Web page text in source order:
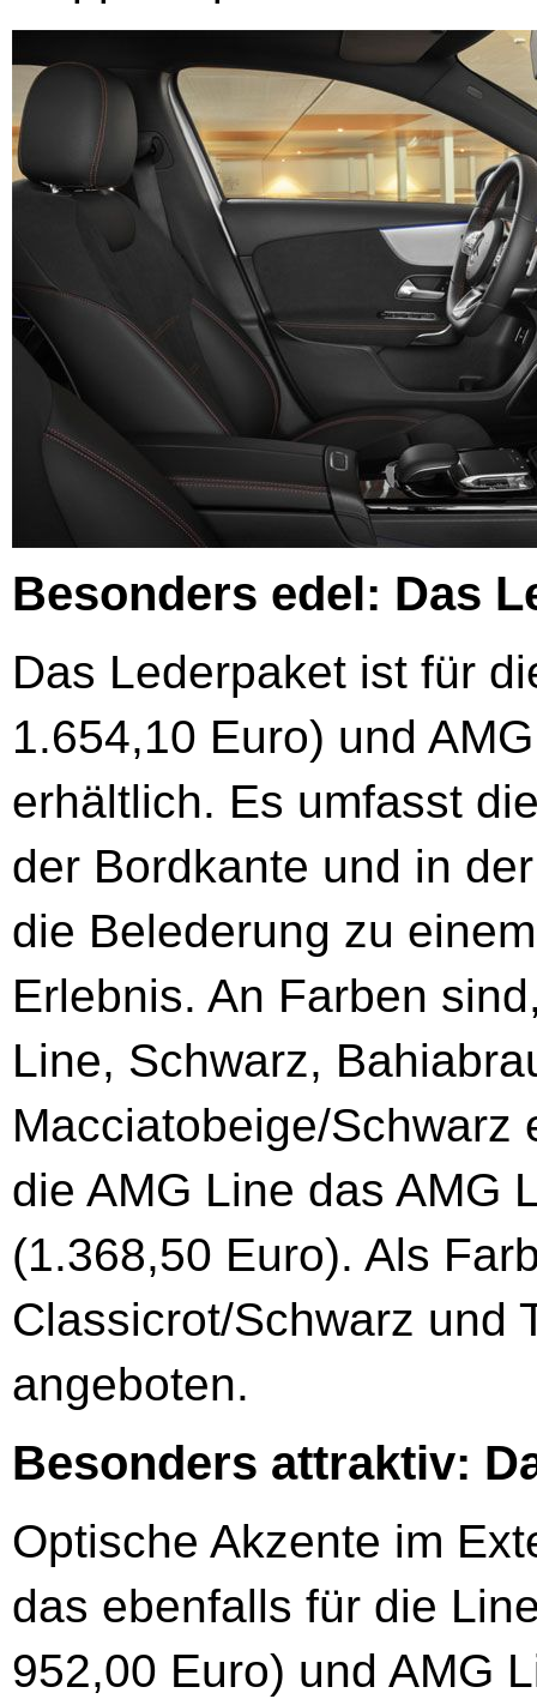
Besonders edel: Das
Das Lederpaket ist für
1.654,10 Euro) und
erhältlich. Es umfasst
der Bordkante und in
die Belederung zu
Erlebnis. An Farben
Line, Schwarz,
Macciatobeige/Schwarz
die AMG Line das AMG
(1.368,50 Euro). Als
Classicrot/Schwarz und
angeboten.
Besonders attraktiv:
Optische Akzente im
das ebenfalls für die
952,00 Euro) und AMG